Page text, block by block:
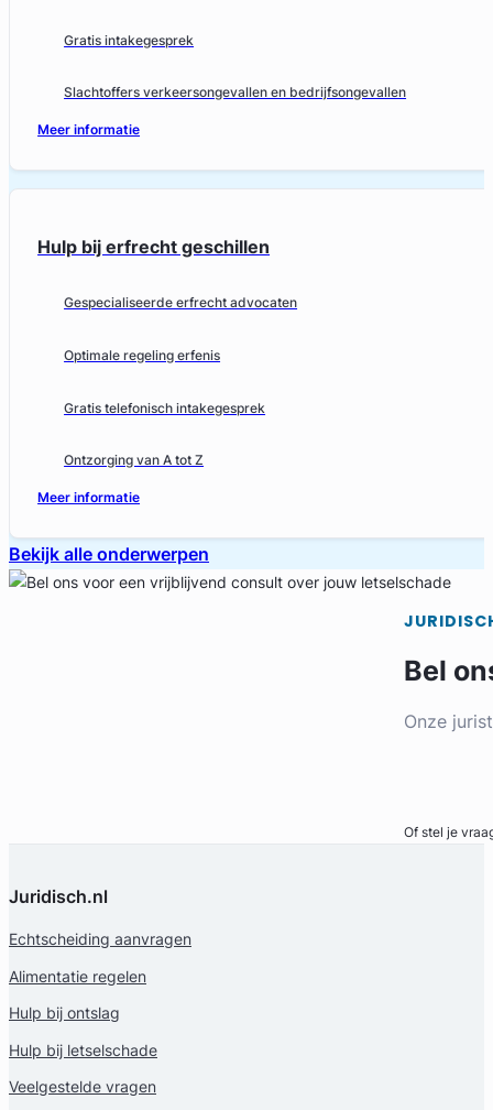
Gratis intakegesprek
Slachtoffers verkeersongevallen en bedrijfsongevallen
Meer informatie
Hulp bij erfrecht geschillen
Gespecialiseerde erfrecht advocaten
Optimale regeling erfenis
Gratis telefonisch intakegesprek
Ontzorging van A tot Z
Meer informatie
Bekijk alle onderwerpen
Bel
Onze
Of stel je
Juridisch.nl
Echtscheiding aanvragen
Alimentatie regelen
Hulp bij ontslag
Hulp bij letselschade
Veelgestelde vragen